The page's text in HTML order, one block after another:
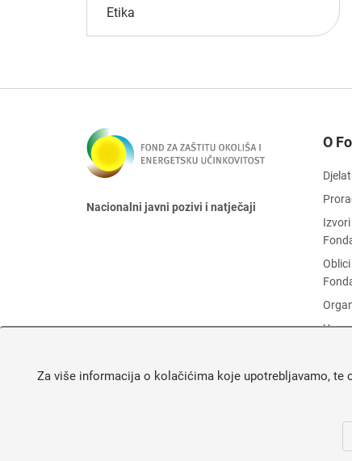
Etika
Nacionalni javni pozivi i natječaji
O
Za više informacija o kolačićima koje upotrebljavamo, te